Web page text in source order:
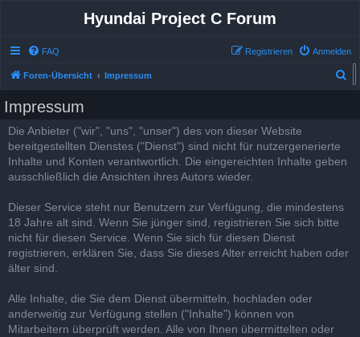
Hyundai Project C Forum
FAQ Anmelden
Registrieren
Foren-Übersicht Impressum
Impressum
Die Anbieter ("wir", "uns", "unser") des von dieser Website
bereitgestellten Dienstes ("Dienst") sind nicht für nutzergenerierte
Inhalte und Konten verantwortlich. Die eingereichten Inhalte geben
ausschließlich die Ansichten ihres Autors wieder.
Dieser Service steht nur Benutzern zur Verfügung, die mindestens
18 Jahre alt sind. Wenn Sie jünger sind, registrieren Sie sich bitte
nicht für diesen Service. Wenn Sie sich für diesen Dienst
registrieren, erklären Sie, dass Sie dieses Alter erreicht haben oder
älter sind.
Alle Inhalte, die Sie dem Dienst übermitteln, hochladen oder
anderweitig zur Verfügung stellen ("Inhalte") können von
Mitarbeitern überprüft werden. Alle von Ihnen übermittelten oder